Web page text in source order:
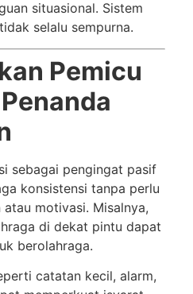
situasional. Sistem
selalu sempurna.
Pemicu
sebagai pengingat pasif
konsistensi tanpa perlu
motivasi. Misalnya,
di dekat pintu dapat
berolahraga.
catatan kecil, alarm,